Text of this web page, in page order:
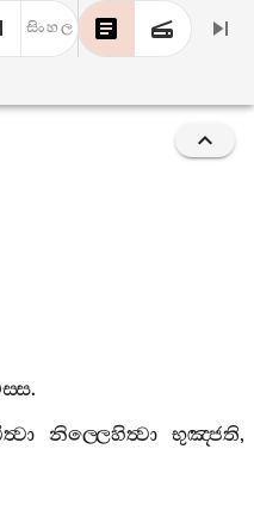
සිංහල
.
නිල‍්ලෙහිත්‍වා භුඤ‍්ජති,